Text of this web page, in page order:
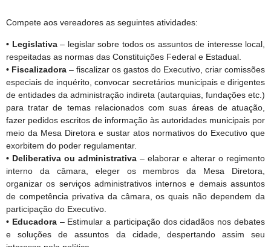
Compete aos vereadores as seguintes atividades:
• Legislativa– legislar sobre todos os assuntos de interesse local,
respeitadas as normas das Constituições Federal e Estadual.
• Fiscalizadora – fiscalizar os gastos do Executivo, criar comissões
especiais de inquérito, convocar secretários municipais e dirigentes
de entidades da administração indireta (autarquias, fundações etc.)
para tratar de temas relacionados com suas áreas de atuação,
fazer pedidos escritos de informação às autoridades municipais por
meio da Mesa Diretora e sustar atos normativos do Executivo que
exorbitem do poder regulamentar.
• Deliberativa ou administrativa – elaborar e alterar o regimento
interno da câmara, eleger os membros da Mesa Diretora,
organizar os serviços administrativos internos e demais assuntos
de competência privativa da câmara, os quais não dependem da
participação do Executivo.
• Educadora– Estimular a participação dos cidadãos nos debates
e soluções de assuntos da cidade, despertando assim seu